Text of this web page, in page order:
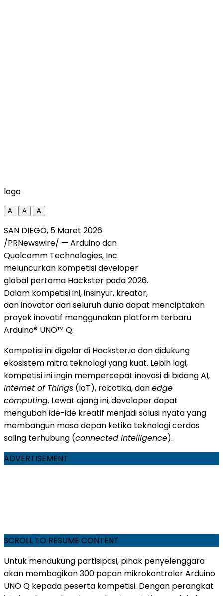
logo
A A A
SAN DIEGO, 5 Maret 2026
/PRNewswire/ — Arduino dan
Qualcomm Technologies, Inc.
meluncurkan kompetisi developer
global pertama Hackster pada 2026.
Dalam kompetisi ini, insinyur, kreator,
dan inovator dari seluruh dunia dapat menciptakan
proyek inovatif menggunakan platform terbaru
Arduino® UNO™ Q.
Kompetisi ini digelar di Hackster.io dan didukung
ekosistem mitra teknologi yang kuat. Lebih lagi,
kompetisi ini ingin mempercepat inovasi di bidang AI,
Internet of Things (IoT), robotika, danedge
computing. Lewat ajang ini, developer dapat
mengubah ide-ide kreatif menjadi solusi nyata yang
membangun masa depan ketika teknologi cerdas
saling terhubung (connected intelligence).
ADVERTISEMENT
SCROLL TO RESUME CONTENT
Untuk mendukung partisipasi, pihak penyelenggara
akan membagikan 300 papan mikrokontroler Arduino
UNO Q kepada peserta kompetisi. Dengan perangkat